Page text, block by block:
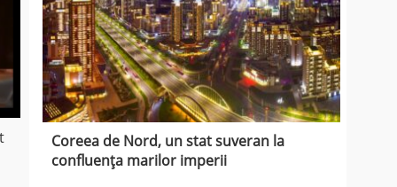
Coreea de Nord, un stat suveran la
confluența marilor imperii